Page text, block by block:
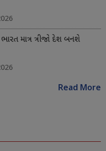
માત્ર ત્રીજો દેશ બનશે
Read More